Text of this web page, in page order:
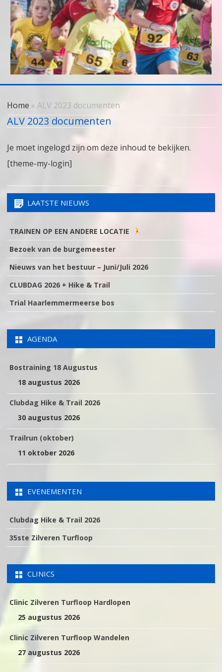
content
Home » ALV 2023 documenten
ALV 2023 documenten
Je moet ingelogd zijn om deze inhoud te bekijken.
[theme-my-login]
LAATSTE NIEUWS
TRAINEN OP EEN ANDERE LOCATIE
Bezoek van de burgemeester
Nieuws van het bestuur – Juni/Juli 2026
CLUBDAG 2026 + Hike & Trail
Trial Haarlemmermeerse bos
AGENDA
Bostraining 18 Augustus
18 augustus 2026
Clubdag Hike & Trail 2026
30 augustus 2026
Trailrun (oktober)
11 oktober 2026
EVENEMENTEN
Clubdag Hike & Trail 2026
35ste Zilveren Turfloop
CLINICS
Clinic Zilveren Turfloop Hardlopen
25 augustus 2026
Clinic Zilveren Turfloop Wandelen
27 augustus 2026